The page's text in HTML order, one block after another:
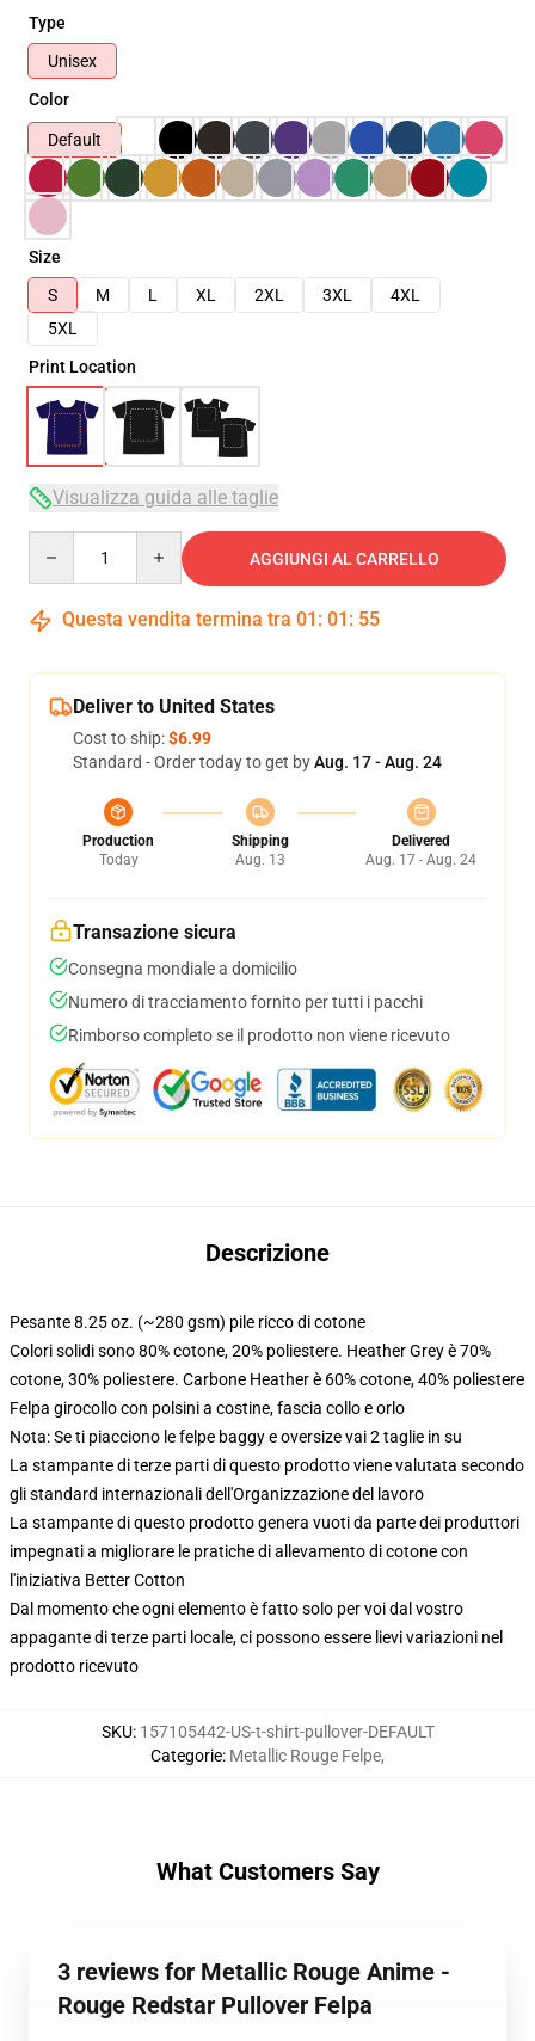
Type
Unisex
Color
Default
Size
S
M L XL 2XL 3XL
4XL
5XL
Print Location
Visualizza guida alle taglie
AGGIUNGI AL CARRELLO
Questa vendita termina tra 01 : 01 : 54
Deliver to United States
Cost to ship:$6.99
Standard - Order today to get byAug. 17 - Aug. 24
Production
Today
Shipping
Aug. 13
Delivered
Aug. 17 - Aug. 24
Transazione sicura
Consegna mondiale a domicilio
Numero di tracciamento fornito per tutti i pacchi
Rimborso completo se il prodotto non viene ricevuto
Descrizione
Pesante 8.25 oz. (~280 gsm) pile ricco di cotone
Colori solidi sono 80% cotone, 20% poliestere. Heather Grey è 70%
cotone, 30% poliestere. Carbone Heather è 60% cotone, 40% poliestere
Felpa girocollo con polsini a costine, fascia collo e orlo
Nota: Se ti piacciono le felpe baggy e oversize vai 2 taglie in su
La stampante di terze parti di questo prodotto viene valutata secondo
gli standard internazionali dell'Organizzazione del lavoro
La stampante di questo prodotto genera vuoti da parte dei produttori
impegnati a migliorare le pratiche di allevamento di cotone con
l'iniziativa Better Cotton
Dal momento che ogni elemento è fatto solo per voi dal vostro
appagante di terze parti locale, ci possono essere lievi variazioni nel
prodotto ricevuto
SKU: 157105442-US-t-shirt-pullover-DEFAULT
Categorie: Metallic Rouge Felpe,
What Customers Say
3 reviews for Metallic Rouge Anime -
Rouge Redstar Pullover Felpa